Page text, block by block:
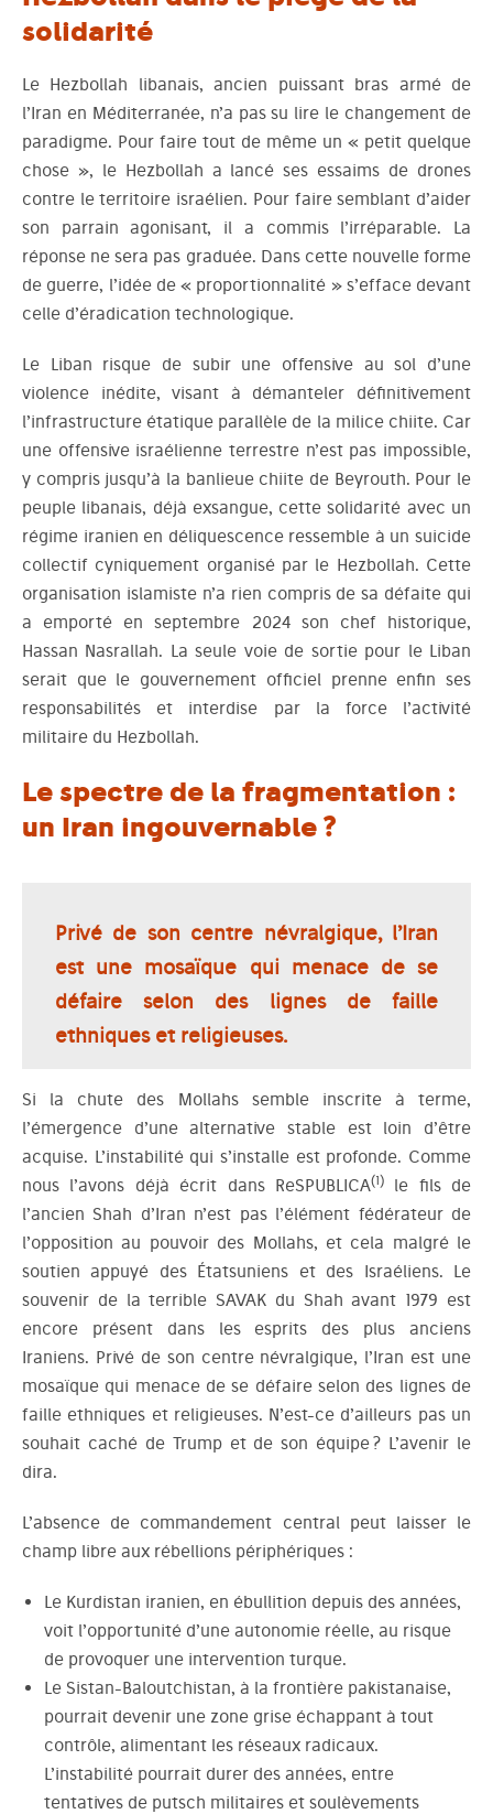
solidarité
Le Hezbollah libanais, ancien puissant bras armé de
l’Iran en Méditerranée, n’a pas su lire le changement de
paradigme. Pour faire tout de même un « petit quelque
chose », le Hezbollah a lancé ses essaims de drones
contre le territoire israélien. Pour faire semblant d’aider
son parrain agonisant, il a commis l’irréparable. La
réponse ne sera pas graduée. Dans cette nouvelle forme
de guerre, l’idée de « proportionnalité » s’efface devant
celle d’éradication technologique.
Le Liban risque de subir une offensive au sol d’une
violence inédite, visant à démanteler définitivement
l’infrastructure étatique parallèle de la milice chiite. Car
une offensive israélienne terrestre n’est pas impossible,
y compris jusqu’à la banlieue chiite de Beyrouth. Pour le
peuple libanais, déjà exsangue, cette solidarité avec un
régime iranien en déliquescence ressemble à un suicide
collectif cyniquement organisé par le Hezbollah. Cette
organisation islamiste n’a rien compris de sa défaite qui
a emporté en septembre 2024 son chef historique,
Hassan Nasrallah. La seule voie de sortie pour le Liban
serait que le gouvernement officiel prenne enfin ses
responsabilités et interdise par la force l’activité
militaire du Hezbollah.
Le spectre de la fragmentation :
un Iran ingouvernable ?
Privé de son centre névralgique, l’Iran
est une mosaïque qui menace de se
défaire selon des lignes de faille
ethniques et religieuses.
Si la chute des Mollahs semble inscrite à terme,
l’émergence d’une alternative stable est loin d’être
acquise. L’instabilité qui s’installe est profonde. Comme
nous l’avons déjà écrit dans ReSPUBLICA(1)le fils de
l’ancien Shah d’Iran n’est pas l’élément fédérateur de
l’opposition au pouvoir des Mollahs, et cela malgré le
soutien appuyé des Étatsuniens et des Israéliens. Le
souvenir de la terrible SAVAK du Shah avant 1979 est
encore présent dans les esprits des plus anciens
Iraniens. Privé de son centre névralgique, l’Iran est une
mosaïque qui menace de se défaire selon des lignes de
faille ethniques et religieuses. N’est-ce d’ailleurs pas un
souhait caché de Trump et de son équipe ? L’avenir le
dira.
L’absence de commandement central peut laisser le
champ libre aux rébellions périphériques :
Le Kurdistan iranien, en ébullition depuis des années,
voit l’opportunité d’une autonomie réelle, au risque
de provoquer une intervention turque.
Le Sistan-Baloutchistan, à la frontière pakistanaise,
pourrait devenir une zone grise échappant à tout
contrôle, alimentant les réseaux radicaux.
L’instabilité pourrait durer des années, entre
tentatives de putsch militaires et soulèvements